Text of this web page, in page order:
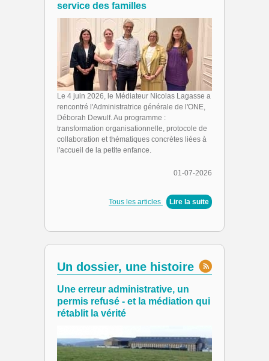
service des familles
Le 4 juin 2026, le Médiateur Nicolas Lagasse a
rencontré l'Administratrice générale de l'ONE,
Déborah Dewulf. Au programme :
transformation organisationnelle, protocole de
collaboration et thématiques concrètes liées à
l'accueil de la petite enfance.
01-07-2026
Tous les articles Lire la suite
Un dossier, une histoire
Une erreur administrative, un
permis refusé - et la médiation qui
rétablit la vérité